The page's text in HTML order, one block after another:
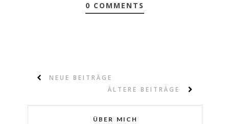
0 COMMENTS
NEUE BEITRÄGE
ÄLTERE BEITRÄGE
ÜBER MICH